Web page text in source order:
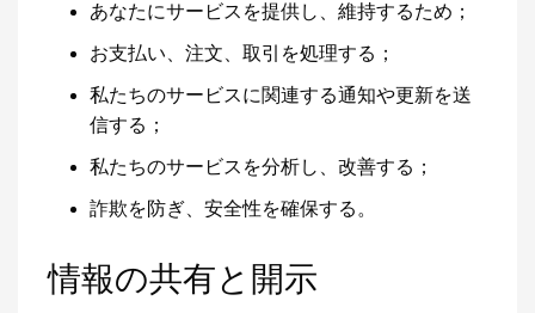
あなたにサービスを提供し、維持するため；
お支払い、注文、取引を処理する；
私たちのサービスに関連する通知や更新を送
信する；
私たちのサービスを分析し、改善する；
詐欺を防ぎ、安全性を確保する。
情報の共有と開示